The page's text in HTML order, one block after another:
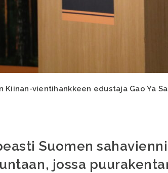
Kiinan-vientihankkeen edustaja Gao Ya
Suomen
jossa